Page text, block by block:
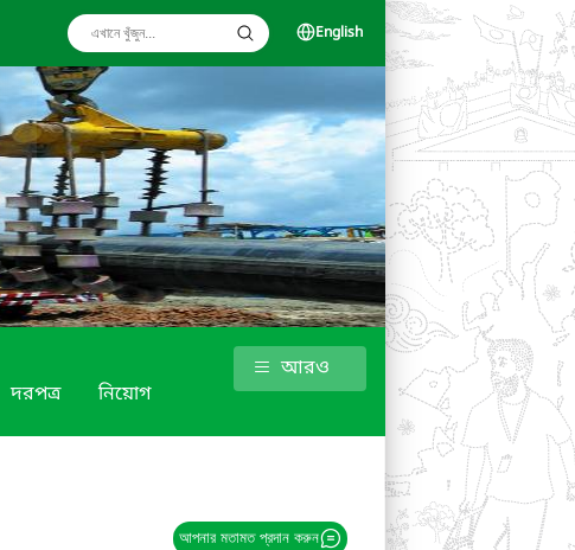
English
দরপত্র নিয়োগ
আরও
আপনার মতামত প্রদান করুন